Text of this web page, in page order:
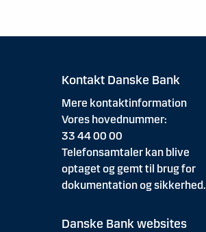
Kontakt Danske Bank
Mere kontaktinformation
Vores hovednummer:
33 44 00 00
Telefonsamtaler kan blive
optaget og gemt til brug for
dokumentation og sikkerhed.
Danske Bank websites